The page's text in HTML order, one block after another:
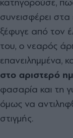
συνεισφέρει
ξέφυγε από τον
του, ο νεαρός
επανειλημμένα,
στο αριστερό
φασαρία και τη
όμως να
στιγμής.